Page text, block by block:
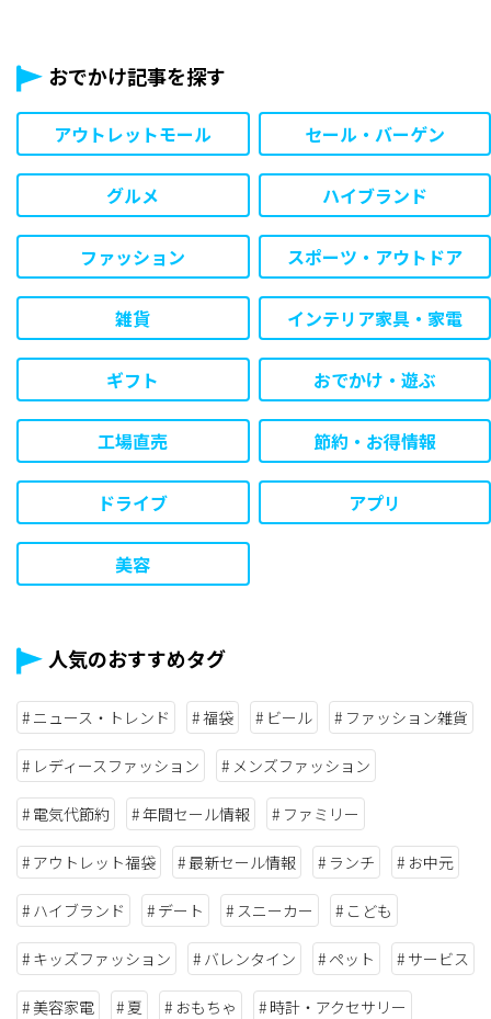
おでかけ記事を探す
アウトレットモール セール・バーゲン
グルメ ハイブランド
ファッション スポーツ・アウトドア
雑貨 インテリア家具・家電
ギフト おでかけ・遊ぶ
工場直売 節約・お得情報
ドライブ アプリ
美容
人気のおすすめタグ
ニュース・トレンド 福袋 ビール ファッション雑貨
レディースファッション メンズファッション
電気代節約 年間セール情報 ファミリー
アウトレット福袋 最新セール情報 ランチ お中元
ハイブランド デート スニーカー こども
キッズファッション バレンタイン ペット サービス
美容家電 夏 おもちゃ 時計・アクセサリー